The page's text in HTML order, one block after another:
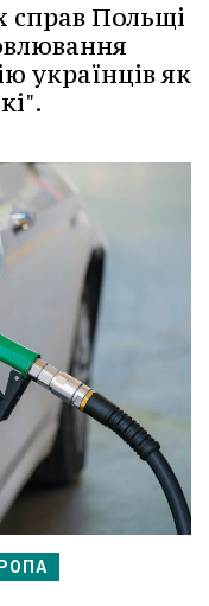
справ Польщі
українців як